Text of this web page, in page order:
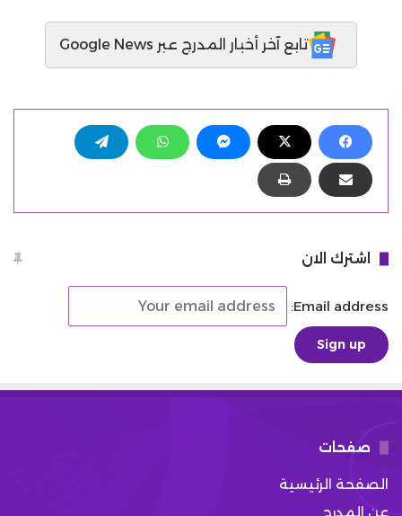
تابع آخر أخبار المدرج عبر Google News
اشترك الان
Email address:
صفحات
الصفحة الرئيسية
عن المدرج